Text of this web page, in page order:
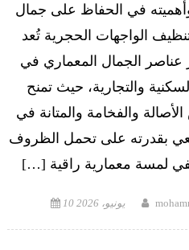
في الحفاظ على جمال
تنظيف الواجهات الحجرية تُعد
عناصر الجمال المعماري في
والتجارية، حيث تمنح
والفخامة والمتانة في
بقدرته على تحمل الظروف
لمسة معمارية راقية […]
Posted
10 يونيو، 2026 Author